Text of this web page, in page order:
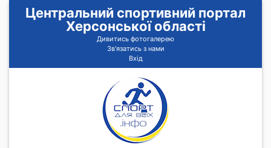
Центральний спортивний портал
Херсонської області
Дивитись фотогалерею
Зв'язатись з нами
Вхід